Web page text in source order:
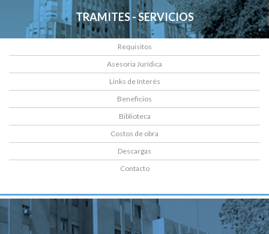
TRAMITES - SERVICIOS
Requisitos
Asesoria Jurídica
Links de Interés
Beneficios
Biblioteca
Costos de obra
Descargas
Contacto